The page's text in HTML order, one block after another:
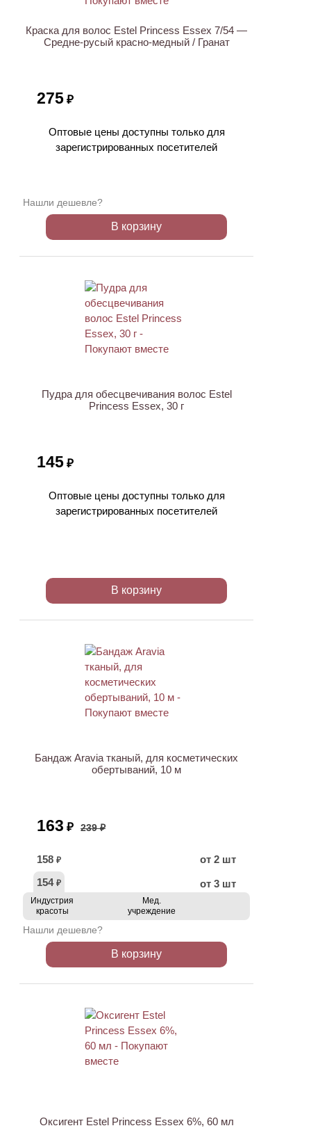
Краска для волос Estel Princess Essex 7/54 —
Средне-русый красно-медный / Гранат
275 ₽
Оптовые цены доступны только для
зарегистрированных посетителей
Нашли дешевле?
В корзину
Пудра для обесцвечивания волос Estel
Princess Essex, 30 г
145 ₽
Оптовые цены доступны только для
зарегистрированных посетителей
В корзину
Бандаж Aravia тканый, для косметических
обертываний, 10 м
163 ₽ 239 ₽
158 ₽
от 2 шт
154 ₽ от 3 шт
Индустрия
красоты
Мед.
учреждение
Нашли дешевле?
В корзину
Оксигент Estel Princess Essex 6%, 60 мл